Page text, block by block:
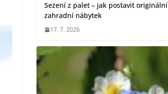
Sezení z palet – jak postavit originální
zahradní nábytek
17. 7. 2026